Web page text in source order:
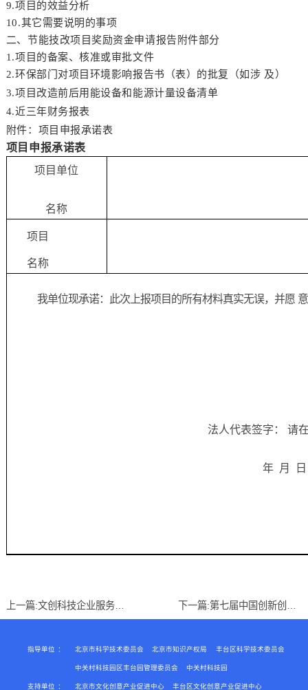
9.项目的效益分析
10.其它需要说明的事项
二、节能技改项目奖励资金申请报告附件部分
1.项目的备案、核准或审批文件
2.环保部门对项目环境影响报告书（表）的批复（如涉 及）
3.项目改造前后用能设备和能源计量设备清单
4.近三年财务报表
附件：项目申报承诺表
项目申报承诺表
项目单位
名称
项目
名称
我单位现承诺：此次上报项目的所有材料真实无误，并愿
法人代表签字： 请在此加盖
年 月 日
上一篇: 文创科技企业服务日——我们不见不散 下一篇:
指导单位 ： 北京市科学技术委员会 北京市知识产权局 丰台区科学技术委员会
中关村科技园区丰台园管理委员会 中关村科技园
支持单位 ： 北京市文化创意产业促进中心 丰台区文化创意产业促进中心